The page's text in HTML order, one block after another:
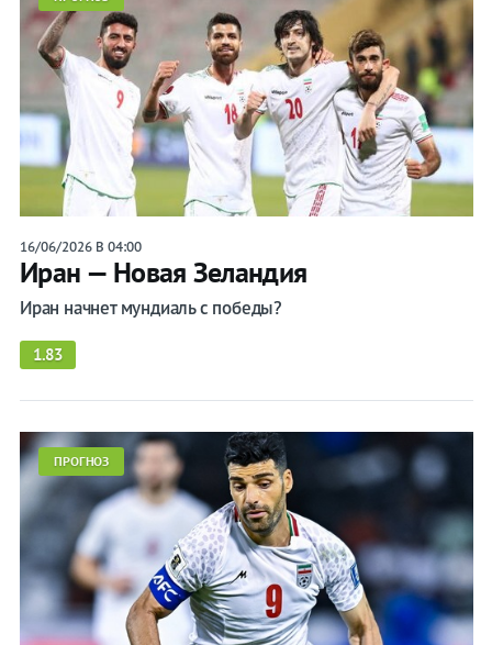
16/06/2026 В 04:00
Иран — Новая Зеландия
Иран начнет мундиаль с победы?
1.83
ПРОГНОЗ